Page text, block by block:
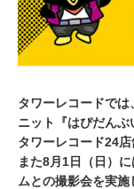
タワーレコードで
ニット『はぴだん
タワーレコード24
また8月1日（日）
ムとの撮影会を実施